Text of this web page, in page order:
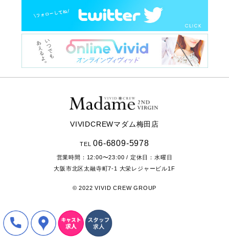
VIVIDCREWマダム梅田店
TEL06-6809-5978
営業時間： 12:00〜23:00 / 定休日：水曜日
大阪市北区太融寺町7-1
大栄レジャービル1F
© 2022 VIVID CREW GROUP